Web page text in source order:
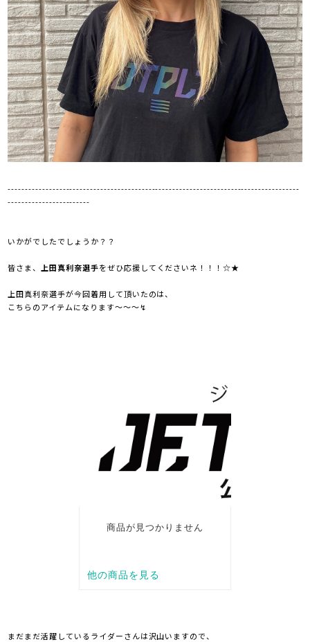
-------------------------------------------------------------------------------------
------------------------
いかがでしたでしょうか？？
皆さま、 上田真利奈選手をぜひ応援してくださいネ！！！☆★
上田真利奈選手が今回着用して頂いたのは、
こちらのアイテムになります～～～↯
まだまだ活躍しているライダーさんは沢山いますので、